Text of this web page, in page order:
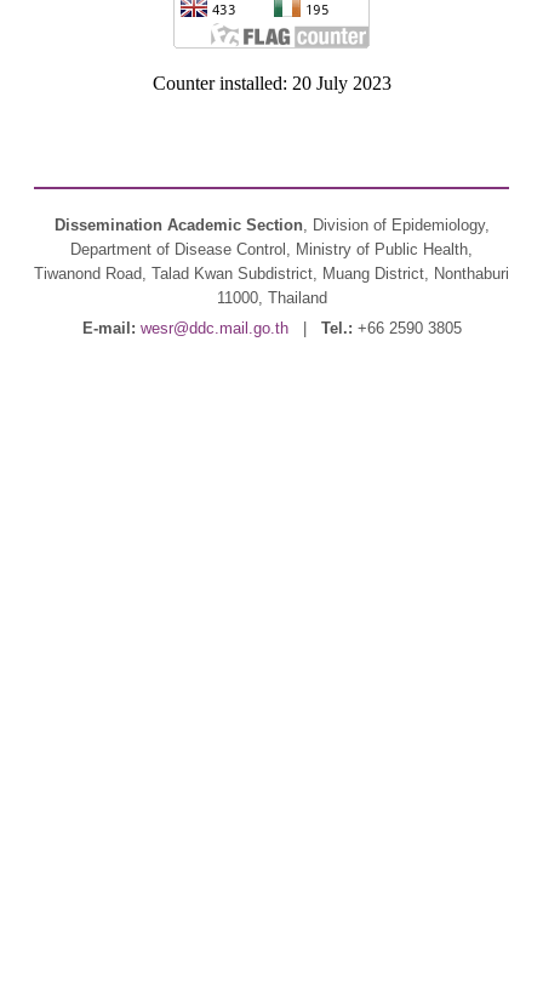
Counter installed: 20 July 2023
Dissemination Academic Section, Division of Epidemiology,
Department of Disease Control, Ministry of Public Health,
Tiwanond Road, Talad Kwan Subdistrict, Muang District, Nonthaburi
11000, Thailand
E-mail: wesr@ddc.mail.go.th| Tel.: +66 2590 3805